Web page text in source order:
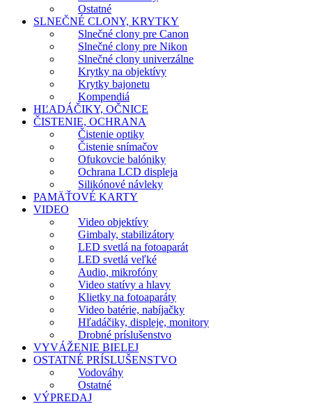
Ostatné
SLNEČNÉ CLONY, KRYTKY
Slnečné clony pre Canon
Slnečné clony pre Nikon
Slnečné clony univerzálne
Krytky na objektívy
Krytky bajonetu
Kompendiá
HĽADÁČIKY, OČNICE
ČISTENIE, OCHRANA
Čistenie optiky
Čistenie snímačov
Ofukovcie balóniky
Ochrana LCD displeja
Silikónové návleky
PAMÄŤOVÉ KARTY
VIDEO
Video objektívy
Gimbaly, stabilizátory
LED svetlá na fotoaparát
LED svetlá veľké
Audio, mikrofóny
Video statívy a hlavy
Klietky na fotoaparáty
Video batérie, nabíjačky
Hľadáčiky, displeje, monitory
Drobné príslušenstvo
VYVÁŽENIE BIELEJ
OSTATNÉ PRÍSLUŠENSTVO
Vodováhy
Ostatné
VÝPREDAJ